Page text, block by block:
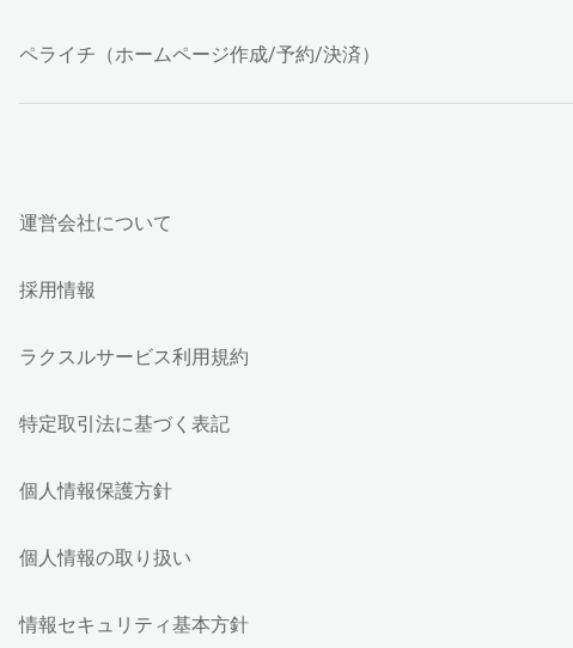
ペライチ（ホームページ作成/予約/決済）
運営会社について
採用情報
ラクスルサービス利用規約
特定取引法に基づく表記
個人情報保護方針
個人情報の取り扱い
情報セキュリティ基本方針